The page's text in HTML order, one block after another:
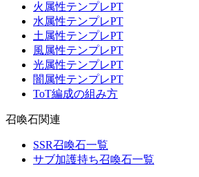
火属性テンプレPT
水属性テンプレPT
土属性テンプレPT
風属性テンプレPT
光属性テンプレPT
闇属性テンプレPT
ToT編成の組み方
召喚石関連
SSR召喚石一覧
サブ加護持ち召喚石一覧